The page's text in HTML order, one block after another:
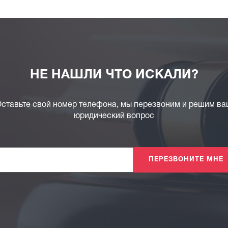
НЕ НАШЛИ ЧТО ИСКАЛИ?
свой номер телефона, мы перезвоним и решим
юридический вопрос
ПЕРЕЗВОНИТЕ МНЕ